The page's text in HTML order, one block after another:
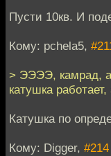
Пусти 10кв. И
Кому: pchela5,
> ЭЭЭЭ, камрад, а
катушка
Катушка по
Кому: Digger, #214